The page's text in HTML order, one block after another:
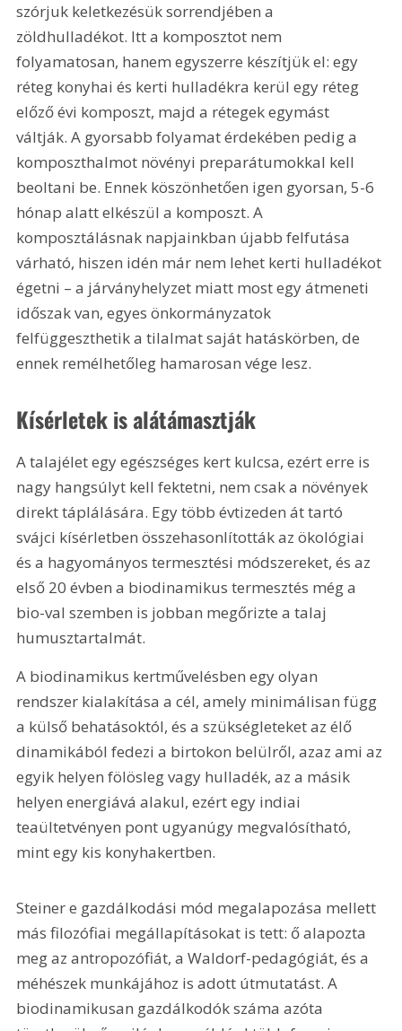
szórjuk keletkezésük sorrendjében a
zöldhulladékot. Itt a komposztot nem
folyamatosan, hanem egyszerre készítjük el: egy
réteg konyhai és kerti hulladékra kerül egy réteg
előző évi komposzt, majd a rétegek egymást
váltják. A gyorsabb folyamat érdekében pedig a
komposzthalmot növényi preparátumokkal kell
beoltani be. Ennek köszönhetően igen gyorsan, 5-6
hónap alatt elkészül a komposzt. A
komposztálásnak napjainkban újabb felfutása
várható, hiszen idén már nem lehet kerti hulladékot
égetni – a járványhelyzet miatt most egy átmeneti
időszak van, egyes önkormányzatok
felfüggeszthetik a tilalmat saját hatáskörben, de
ennek remélhetőleg hamarosan vége lesz.
Kísérletek is alátámasztják
A talajélet egy egészséges kert kulcsa, ezért erre is
nagy hangsúlyt kell fektetni, nem csak a növények
direkt táplálására. Egy több évtizeden át tartó
svájci kísérletben összehasonlították az ökológiai
és a hagyományos termesztési módszereket, és az
első 20 évben a biodinamikus termesztés még a
bio-val szemben is jobban megőrizte a talaj
humusztartalmát.
A biodinamikus kertművelésben egy olyan
rendszer kialakítása a cél, amely minimálisan függ
a külső behatásoktól, és a szükségleteket az élő
dinamikából fedezi a birtokon belülről, azaz ami az
egyik helyen fölösleg vagy hulladék, az a másik
helyen energiává alakul, ezért egy indiai
teaültetvényen pont ugyanúgy megvalósítható,
mint egy kis konyhakertben.
Steiner e gazdálkodási mód megalapozása mellett
más filozófiai megállapításokat is tett: ő alapozta
meg az antropozófiát, a Waldorf-pedagógiát, és a
méhészek munkájához is adott útmutatást. A
biodinamikusan gazdálkodók száma azóta